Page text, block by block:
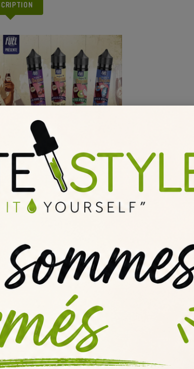
expérience gustative
réinvention du cola classique. Ce fabricant français a
cola à une touche délicate de vanille. Pétillante et riche en
de la vanille venue de contrées lointaines. Maison Fuel
!
de vanille
de saveurs. Il associe avec audace le goût
une expérience gustative à la fois puissante et délicate.
du cola, sublimé par la présence en arrière-plan de la
satisfaire les amateurs de sensations intenses et les
gourmande
de propylène glycol (PG) et 50% de glycérine végétale
une vapeur généreuse. La combinaison du PG et de la VG
du e-liquide Vanilla Pep's. Il convient de noter que cette
dotées d'une résistance comprise entre 0,5 ohm et